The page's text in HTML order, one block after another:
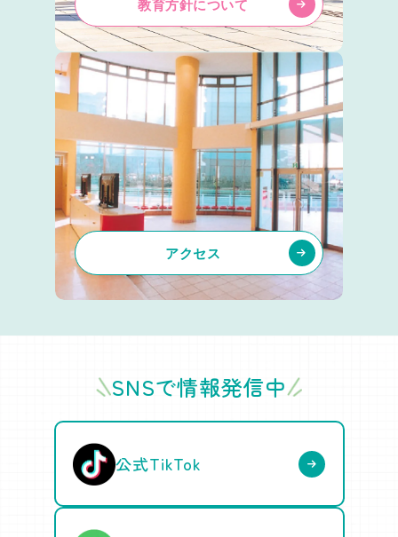
教育方針について
アクセス
SNSで情報発信中
公式TikTok